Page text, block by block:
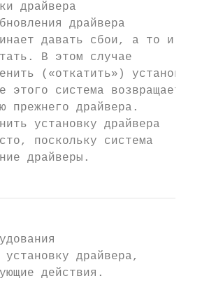
драйвера
драйвера
давать сбои, а то и
В этом случае
(«откатить») установку
этого система возвращается
прежнего драйвера.
установку драйвера
поскольку система
драйверы.
драйвера,
действия.